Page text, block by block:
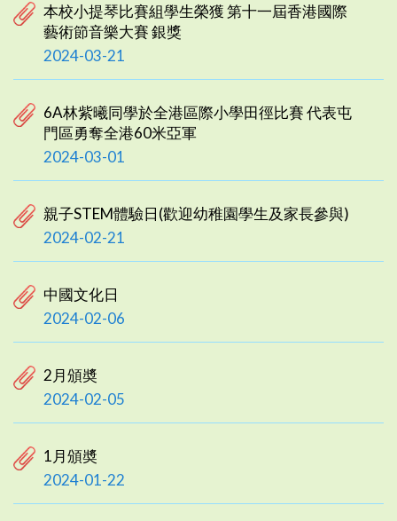
本校小提琴比賽組學生榮獲 第十一屆香港國際
藝術節音樂大賽 銀獎
2024-03-21
6A林紫曦同學於全港區際小學田徑比賽 代表屯
門區勇奪全港60米亞軍
2024-03-01
親子STEM體驗日(歡迎幼稚園學生及家長參與)
2024-02-21
中國文化日
2024-02-06
2月頒奬
2024-02-05
1月頒奬
2024-01-22